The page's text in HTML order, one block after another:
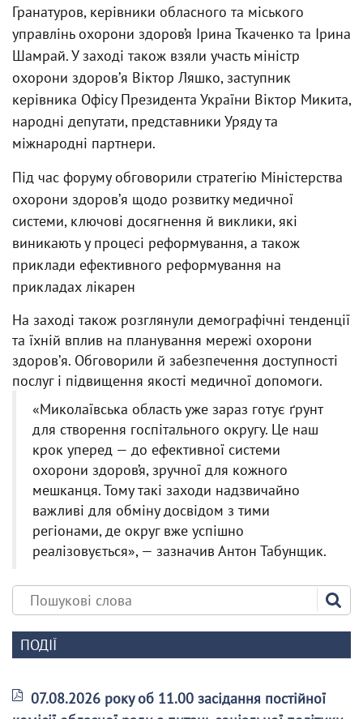
Гранатуров, керівники обласного та міського
управлінь охорони здоров’я Ірина Ткаченко та Ірина
Шамрай. У заході також взяли участь міністр
охорони здоровʼя Віктор Ляшко, заступник
керівника Офісу Президента України Віктор Микита,
народні депутати, представники Уряду та
міжнародні партнери.
Під час форуму обговорили стратегію Міністерства
охорони здоровʼя щодо розвитку медичної
системи, ключові досягнення й виклики, які
виникають у процесі реформування, а також
приклади ефективного реформування на
прикладах лікарен
На заході також розглянули демографічні тенденції
та їхній вплив на планування мережі охорони
здоровʼя. Обговорили й забезпечення доступності
послуг і підвищення якості медичної допомоги.
«Миколаївська область уже зараз готує ґрунт
для створення госпітального округу. Це наш
крок уперед — до ефективної системи
охорони здоров’я, зручної для кожного
мешканця. Тому такі заходи надзвичайно
важливі для обміну досвідом з тими
регіонами, де округ вже успішно
реалізовується», — зазначив Антон Табунщик.
ПОДІЇ
07.08.2026 року об 11.00 засідання постійної